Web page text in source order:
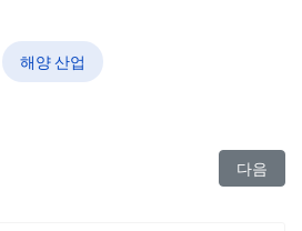
해양 산업
Technology for Monitoring Illegal
다음 아
다음